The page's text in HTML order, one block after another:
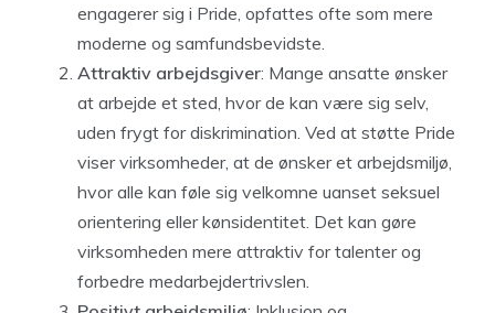
engagerer sig i Pride, opfattes ofte som mere
moderne og samfundsbevidste.
Attraktiv arbejdsgiver: Mange ansatte ønsker
at arbejde et sted, hvor de kan være sig selv,
uden frygt for diskrimination. Ved at støtte Pride
viser virksomheder, at de ønsker et arbejdsmiljø,
hvor alle kan føle sig velkomne uanset seksuel
orientering eller kønsidentitet. Det kan gøre
virksomheden mere attraktiv for talenter og
forbedre medarbejdertrivslen.